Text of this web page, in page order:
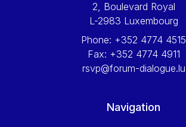
Wolfgang Ketterle
Yossi Beillin
Yves FRANCHET
2, Boulevard Royal
L-2983 Luxembourg
Phone: +352 4774 4515
Fax: +352 4774 4911
rsvp@forum-dialogue.lu
Navigation